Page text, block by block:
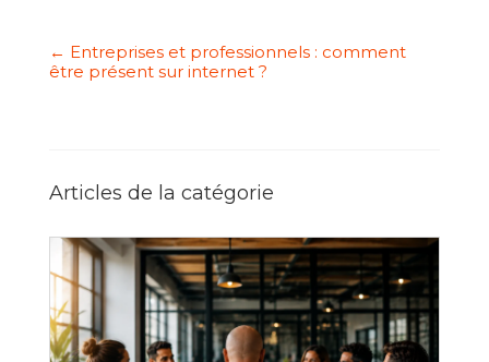
← Entreprises et professionnels : comment
être présent sur internet ?
Articles de la catégorie